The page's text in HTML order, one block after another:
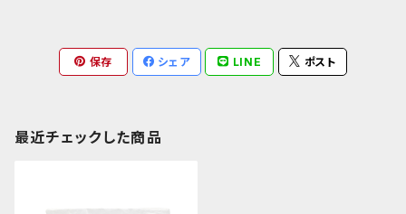
保存 シェア LINE ポスト
最近チェックした商品